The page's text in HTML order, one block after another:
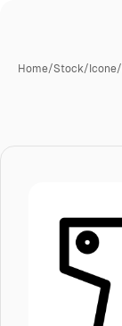
Home/Stock/Icone/